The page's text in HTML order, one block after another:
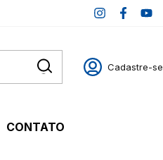
Cadastre-se
CONTATO